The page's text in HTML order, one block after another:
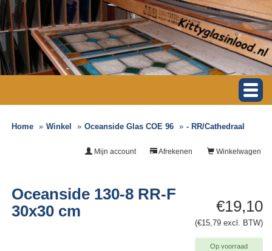
Home Winkel Oceanside Glas COE 96 - RR/Cathedraal
Winkelwagen
Afrekenen
Mijn account
€19,10
(€15,79 excl. BTW)
Op voorraad
Oceanside 130-8 RR-F
30x30 cm